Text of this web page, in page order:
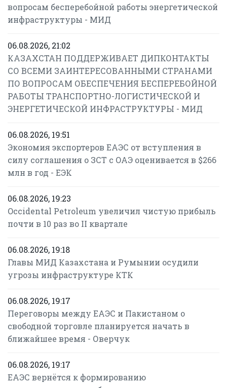
вопросам бесперебойной работы энергетической
инфраструктуры - МИД
06.08.2026, 21:02
КАЗАХСТАН ПОДДЕРЖИВАЕТ ДИПКОНТАКТЫ
СО ВСЕМИ ЗАИНТЕРЕСОВАННЫМИ СТРАНАМИ
ПО ВОПРОСАМ ОБЕСПЕЧЕНИЯ БЕСПЕРЕБОЙНОЙ
РАБОТЫ ТРАНСПОРТНО-ЛОГИСТИЧЕСКОЙ И
ЭНЕРГЕТИЧЕСКОЙ ИНФРАСТРУКТУРЫ - МИД
06.08.2026, 19:51
Экономия экспортеров ЕАЭС от вступления в
силу соглашения о ЗСТ с ОАЭ оценивается в $266
млн в год - ЕЭК
06.08.2026, 19:23
Occidental Petroleum увеличил чистую прибыль
почти в 10 раз во II квартале
06.08.2026, 19:18
Главы МИД Казахстана и Румынии осудили
угрозы инфраструктуре КТК
06.08.2026, 19:17
Переговоры между ЕАЭС и Пакистаном о
свободной торговле планируется начать в
ближайшее время - Оверчук
06.08.2026, 19:17
ЕАЭС вернётся к формированию